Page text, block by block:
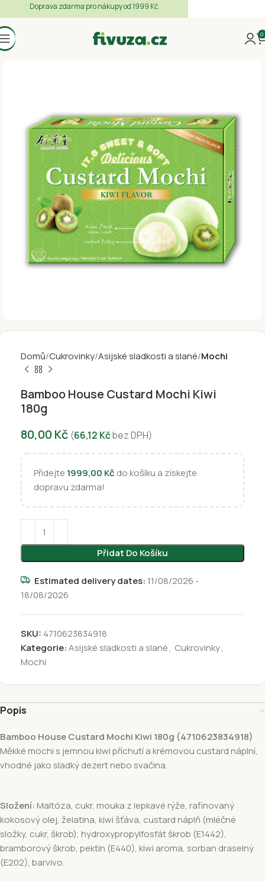
0
Domů Cukrovinky Asijské sladkosti a slané Mochi
Bamboo House Custard Mochi Kiwi
180g
80,00 Kč (66,12 Kčbez DPH)
Přidejte 1999,00 Kč do košíku a získejte
dopravu zdarma!
Přidat Do Košíku
Estimated delivery dates: 11/08/2026 -
18/08/2026
SKU: 4710623834918
Kategorie:Asijské sladkosti a slané, Cukrovinky,
Mochi
Popis
Bamboo House Custard Mochi Kiwi 180g (4710623834918)
Měkké mochi s jemnou kiwi příchutí a krémovou custard náplní,
vhodné jako sladký dezert nebo svačina.
Složení: Maltóza, cukr, mouka z lepkavé rýže, rafinovaný
kokosový olej, želatina, kiwi šťáva, custard náplň (mléčné
složky, cukr, škrob), hydroxypropylfosfát škrob (E1442),
bramborový škrob, pektin (E440), kiwi aroma, sorban draselný
(E202), barvivo.
Doprava zdarma pro nákupy od 1999 Kč